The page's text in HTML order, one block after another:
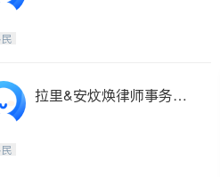
拉里&安炆焕律师事务所